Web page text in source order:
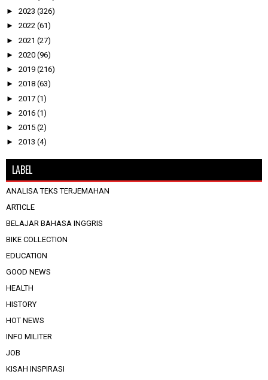
► 2023 (326)
► 2022 (61)
► 2021 (27)
► 2020 (96)
► 2019 (216)
► 2018 (63)
► 2017 (1)
► 2016 (1)
► 2015 (2)
► 2013 (4)
LABEL
ANALISA TEKS TERJEMAHAN
ARTICLE
BELAJAR BAHASA INGGRIS
BIKE COLLECTION
EDUCATION
GOOD NEWS
HEALTH
HISTORY
HOT NEWS
INFO MILITER
JOB
KISAH INSPIRASI